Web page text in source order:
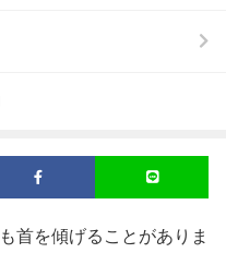
首を傾げることがありま